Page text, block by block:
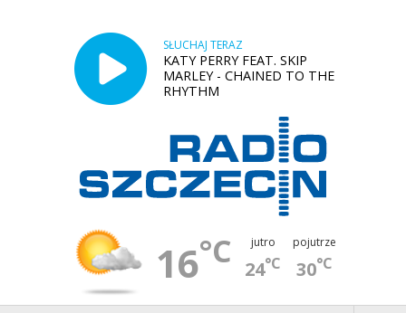
SŁUCHAJ TERAZ
KATY PERRY FEAT. SKIP
MARLEY - CHAINED TO THE
RHYTHM
16°C jutro
24°C
pojutrze
30°C